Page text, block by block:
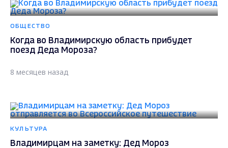
ОБЩЕСТВО
Когда во Владимирскую область прибудет
поезд Деда Мороза?
8 месяцев назад
КУЛЬТУРА
Владимирцам на заметку: Дед Мороз